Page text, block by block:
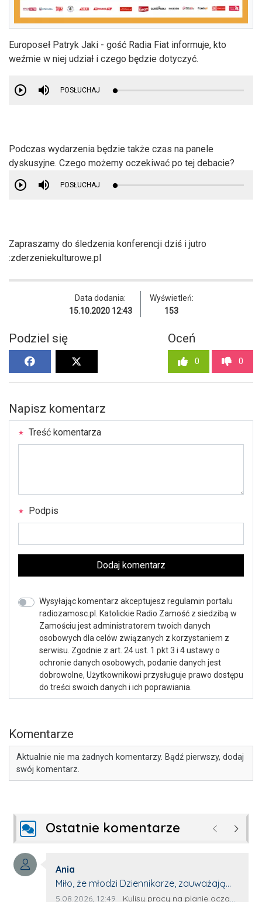
Europoseł Patryk Jaki - gość Radia Fiat informuje, kto
weźmie w niej udział i czego będzie dotyczyć.
POSŁUCHAJ
Podczas wydarzenia będzie także czas na panele
dyskusyjne. Czego możemy oczekiwać po tej debacie?
POSŁUCHAJ
Zapraszamy do śledzenia konferencji dziś i jutro
:zderzeniekulturowe.pl
Data dodania:
15.10.2020 12:43
Wyświetleń:
153
Podziel się Oceń
0 0
Napisz komentarz
Treść komentarza
Podpis
Dodaj komentarz
Wysyłając komentarz akceptujesz regulamin portalu
radiozamosc.pl. Katolickie Radio Zamość z siedzibą w
Zamościu jest administratorem twoich danych
osobowych dla celów związanych z korzystaniem z
serwisu. Zgodnie z art. 24 ust. 1 pkt 3 i 4 ustawy o
ochronie danych osobowych, podanie danych jest
dobrowolne, Użytkownikowi przysługuje prawo dostępu
do treści swoich danych i ich poprawiania.
Komentarze
Aktualnie nie ma żadnych komentarzy. Bądź pierwszy, dodaj
swój komentarz.
Ostatnie komentarze Poprzednie
Autor komentarza:
Ania
Treść komentarza:
Miło, że młodzi Dziennikarze, zauważają
młode talenty, które dopiero wkraczają
Data dodania komentarza:
5.08.2026, 12:49 Źródło komentarza:
Kulisy pracy na planie oczami młodego filmowca